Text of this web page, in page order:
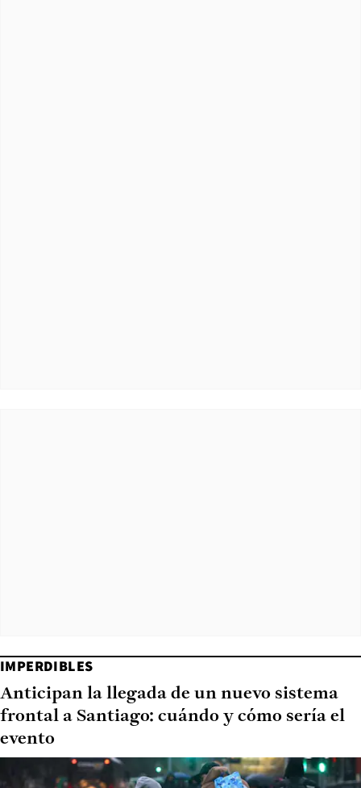
IMPERDIBLES
Anticipan la llegada de un nuevo sistema
frontal a Santiago: cuándo y cómo sería el
evento